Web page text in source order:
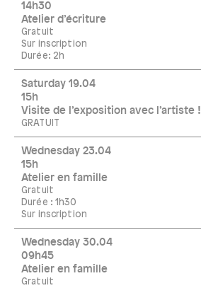
14h30
Atelier d’écriture
Gratuit
Sur inscription
Durée: 2h
Saturday 19.04
15h
Visite de l’exposition avec l’artiste !
GRATUIT
Wednesday 23.04
15h
Atelier en famille
Gratuit
Durée : 1h30
Sur inscription
Wednesday 30.04
09h45
Atelier en famille
Gratuit